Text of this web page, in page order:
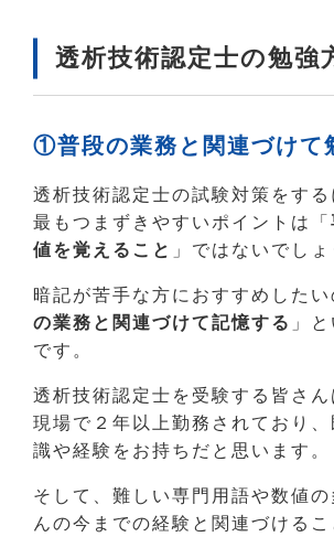
透析技術認定士の勉強
①普段の業務と関連づけて
透析技術認定士の試験対策をする
最もつまずきやすいポイントは「
値を覚えること 」ではないでしょ
暗記が苦手な方におすすめしたい
の業務と関連づけて記憶する 」
です。
透析技術認定士を受験する皆さ
現場で２年以上勤務されており、
識や経験をお持ちだと思います。
そして、難しい専門用語や数値の
んの今までの経験と関連づける